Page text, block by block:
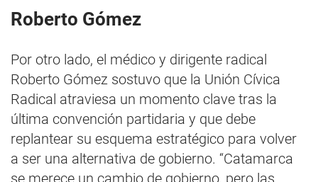
Roberto Gómez
Por otro lado, el médico y dirigente radical
Roberto Gómez sostuvo que la Unión Cívica
Radical atraviesa un momento clave tras la
última convención partidaria y que debe
replantear su esquema estratégico para volver
a ser una alternativa de gobierno. “Catamarca